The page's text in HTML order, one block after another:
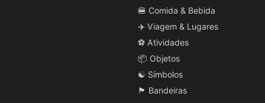
🍔 Comida & Bebida
✈️ Viagem & Lugares
⚽ Atividades
📦 Objetos
☯️ Símbolos
🏴 Bandeiras